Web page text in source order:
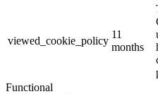
viewed_cookie_policy
11
months
Functional